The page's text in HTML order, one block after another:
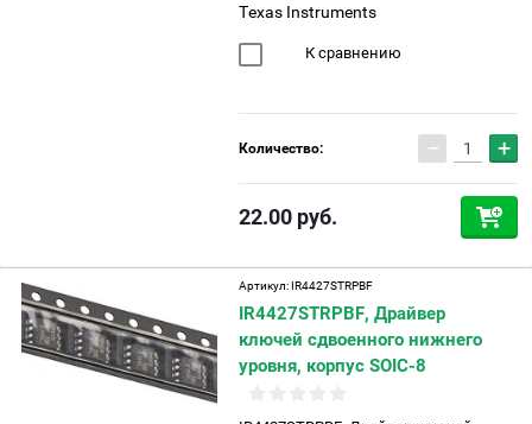
Texas Instruments
К сравнению
Количество: − +
22.00 руб.
Артикул:IR4427STRPBF
IR4427STRPBF, Драйвер
ключей сдвоенного нижнего
уровня, корпус SOIC-8